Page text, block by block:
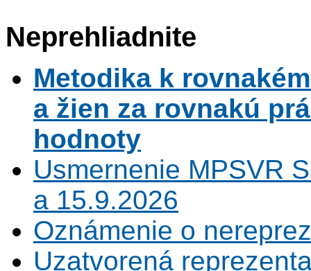
Neprehliadnite
Metodika k
a žien za rovnakú
hodnoty
Usmernenie MPSVR
a 15.9.2026
Oznámenie o
Uzatvorená